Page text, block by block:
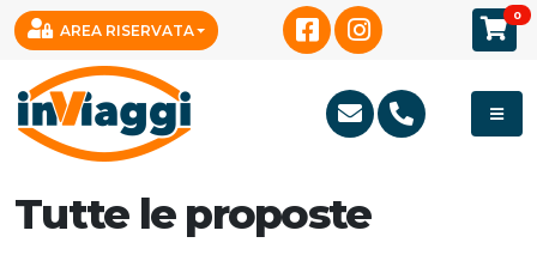
AREA RISERVATA
0
Tutte le proposte